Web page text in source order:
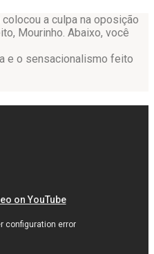
a culpa na oposição
Mourinho. Abaixo, você
e o sensacionalismo feito